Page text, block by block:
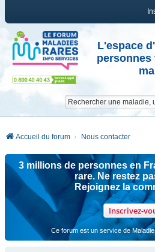
L'espace
personnes
Accueil du forum Nous contacter
3 millions de personnes en
rare. Ne restez
Rejoignez la
Inscrivez-
Ce forum est un service de